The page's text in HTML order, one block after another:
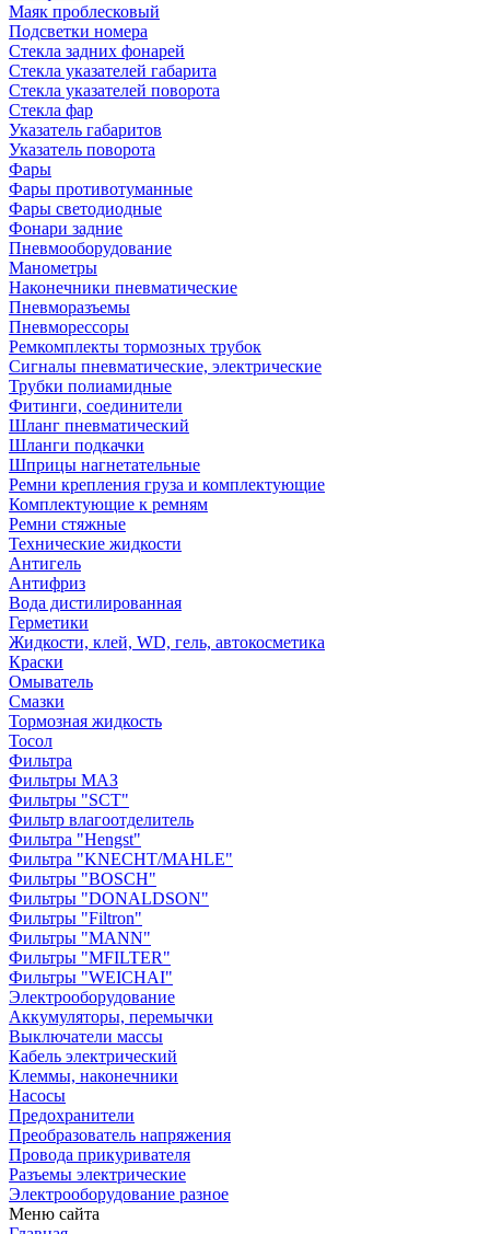
Маяк проблесковый
Подсветки номера
Стекла задних фонарей
Стекла указателей габарита
Стекла указателей поворота
Стекла фар
Указатель габаритов
Указатель поворота
Фары
Фары противотуманные
Фары светодиодные
Фонари задние
Пневмооборудование
Манометры
Наконечники пневматические
Пневморазъемы
Пневморессоры
Ремкомплекты тормозных трубок
Сигналы пневматические, электрические
Трубки полиамидные
Фитинги, соединители
Шланг пневматический
Шланги подкачки
Шприцы нагнетательные
Ремни крепления груза и комплектующие
Комплектующие к ремням
Ремни стяжные
Технические жидкости
Антигель
Антифриз
Вода дистилированная
Герметики
Жидкости, клей, WD, гель, автокосметика
Краски
Омыватель
Смазки
Тормозная жидкость
Тосол
Фильтра
Фильтры МАЗ
Фильтры "SCT"
Фильтр влагоотделитель
Фильтра "Hengst"
Фильтра "KNECHT/MAHLE"
Фильтры "BOSCH"
Фильтры "DONALDSON"
Фильтры "Filtron"
Фильтры "MANN"
Фильтры "MFILTER"
Фильтры "WEICHAI"
Электрооборудование
Аккумуляторы, перемычки
Выключатели массы
Кабель электрический
Клеммы, наконечники
Насосы
Предохранители
Преобразователь напряжения
Провода прикуривателя
Разъемы электрические
Электрооборудование разное
Меню сайта